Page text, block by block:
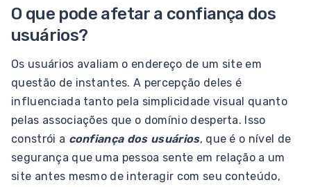
O que pode afetar a confiança dos
usuários?
Os usuários avaliam o endereço de um site em
questão de instantes. A percepção deles é
influenciada tanto pela simplicidade visual quanto
pelas associações que o domínio desperta. Isso
constrói a confiança dos usuários, que é o nível de
segurança que uma pessoa sente em relação a um
site antes mesmo de interagir com seu conteúdo,